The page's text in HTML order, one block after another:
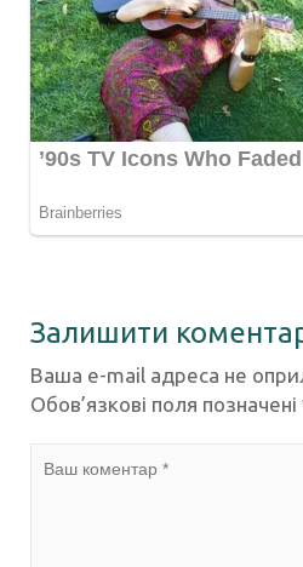
Залишити
Ваша e-mail адреса не
Обов’язкові поля позначені